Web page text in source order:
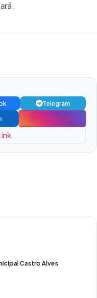
Telegram
Instagram
Castro Alves